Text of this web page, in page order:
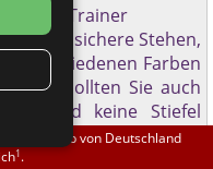
- Trainer
das sichere Stehen,
verschiedenen Farben
sollten Sie auch
und keine Stiefel
sind im Absatz sehr
als die klassischen
innerhalb von Deutschland
1.